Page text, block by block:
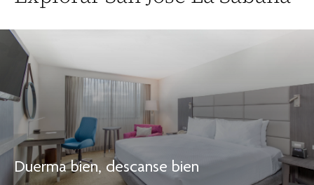
Duerma bien, descanse bien